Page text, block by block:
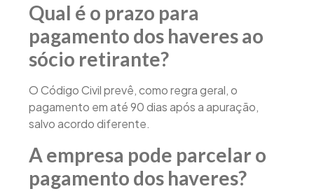
Qual é o prazo para
pagamento dos haveres ao
sócio retirante?
O Código Civil prevê, como regra geral, o
pagamento em até 90 dias após a apuração,
salvo acordo diferente.
A empresa pode parcelar o
pagamento dos haveres?